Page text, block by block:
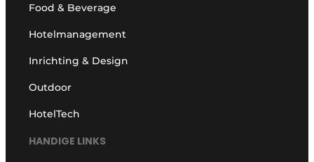
Food & Beverage
Hotelmanagement
Inrichting & Design
Outdoor
HotelTech
HANDIGE LINKS